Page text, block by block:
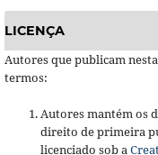
LICENÇA
Autores que publicam
termos:
Autores mantém os
direito de primeira
licenciado sob a